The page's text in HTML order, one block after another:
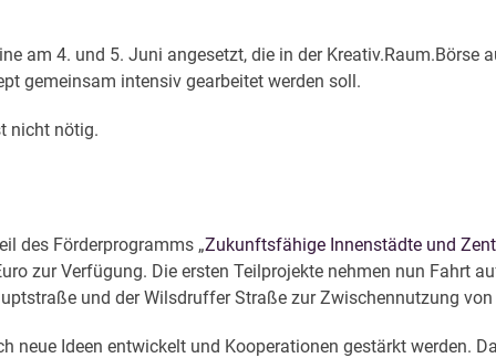
am 4. und 5. Juni angesetzt, die in der
gemeinsam intensiv gearbeitet werden soll.
nicht nötig.
des Förderprogramms „Zukunftsfähige Innenstädte und
zur Verfügung. Die ersten Teilprojekte nehmen nun Fahrt
und der Wilsdruffer Straße zur Zwischennutzung
neue Ideen entwickelt und Kooperationen gestärkt werden.